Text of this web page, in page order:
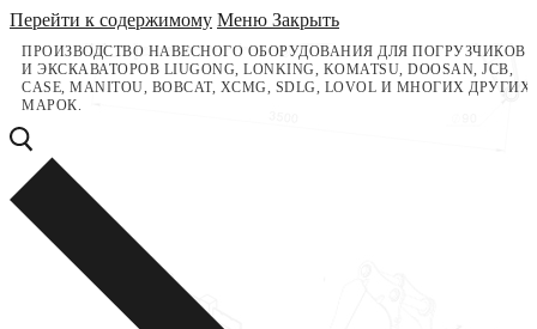
Перейти к содержимому Меню Закрыть
ПРОИЗВОДСТВО НАВЕСНОГО ОБОРУДОВАНИЯ ДЛЯ ПОГРУЗЧИКОВ
И ЭКСКАВАТОРОВ LIUGONG, LONKING, KOMATSU, DOOSAN, JCB,
CASE, MANITOU, BOBCAT, XCMG, SDLG, LOVOL И МНОГИХ ДРУГИХ
МАРОК.